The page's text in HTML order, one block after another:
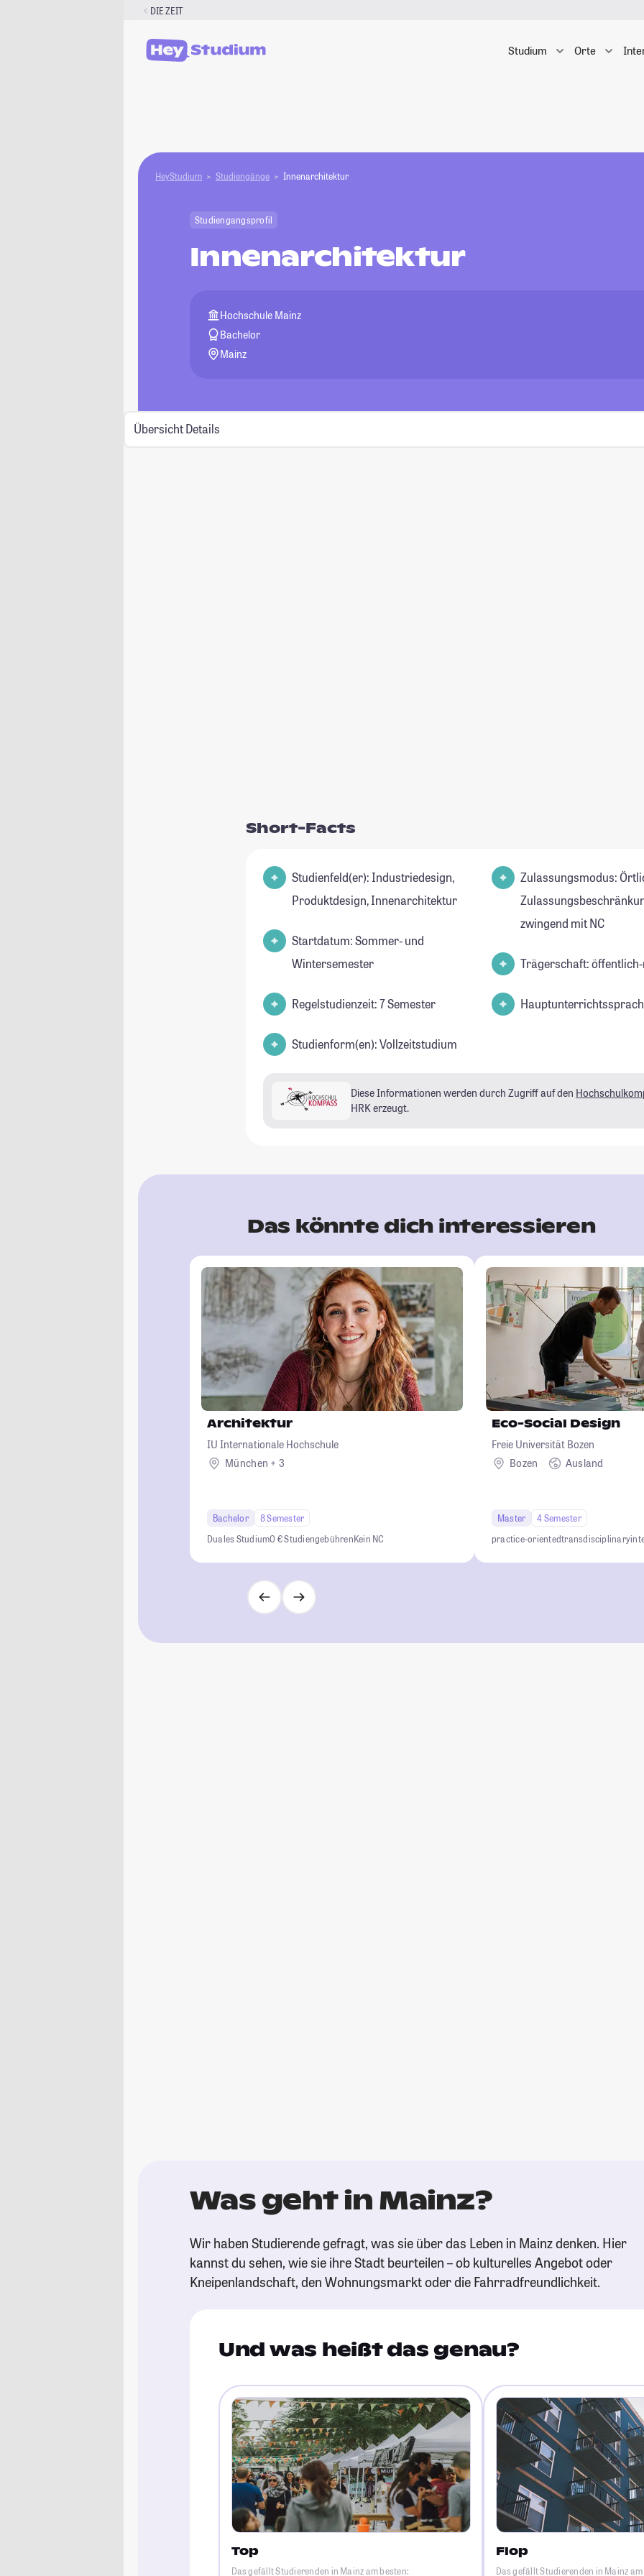
DIE ZEIT
Studium Orte
HeyStudium Studiengänge Innenarchitektur
Studiengangsprofil
Innenarchitektur
Hochschule Mainz
Bachelor
Mainz
Übersicht Details
Short-Facts
Studienfeld(er): Industriedesign,
Produktdesign, Innenarchitektur
Startdatum: Sommer- und
Wintersemester
Regelstudienzeit: 7 Semester
Studienform(en): Vollzeitstudium
Zulassungsmodus:
zwingend mit NC
Trägerschaft:
Diese Informationen werden durch Zugriff auf den
HRK erzeugt.
Das könnte dich interessieren
Architektur
IU Internationale Hochschule
München + 3
Bachelor
8 Semester
Duales Studium0 € StudiengebührenKein NC
Eco-Social Design
Freie Universität Bozen
Bozen
Ausland
Master
4 Semester
practice-orientedtransdisciplinary
Was geht in Mainz?
Wir haben Studierende gefragt, was sie über das Leben in Mainz denken. Hier
kannst du sehen, wie sie ihre Stadt beurteilen – ob kulturelles Angebot oder
Kneipenlandschaft, den Wohnungsmarkt oder die Fahrradfreundlichkeit.
Und was heißt das genau?
Top
Das gefällt Studierenden in Mainz am besten:
Flop
Das gefällt Studierenden in Mainz